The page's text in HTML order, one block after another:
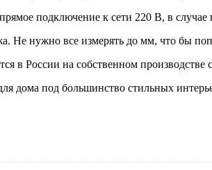
подключение к сети 220 В, в
Не нужно все измерять до мм, что бы
в России на собственном производстве
дома под большинство стильных